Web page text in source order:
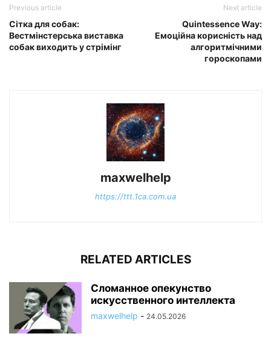
Previous article
Сітка для собак:
Вестмінстерська виставка
собак виходить у стрімінг
Next article
Quintessence Way:
Емоційна корисність над
алгоритмічними
гороскопами
maxwelhelp
https://ttt.1ca.com.ua
RELATED ARTICLES
Сломанное опекунство
искусственного интеллекта
maxwelhelp - 24.05.2026